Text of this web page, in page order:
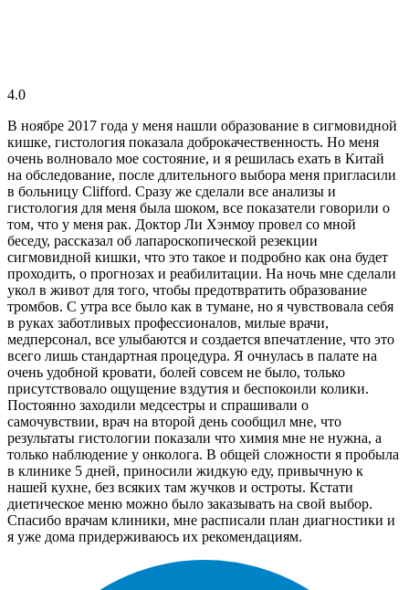
4.0
В ноябре 2017 года у меня нашли образование в сигмовидной
кишке, гистология показала доброкачественность. Но меня
очень волновало мое состояние, и я решилась ехать в Китай
на обследование, после длительного выбора меня пригласили
в больницу Clifford. Сразу же сделали все анализы и
гистология для меня была шоком, все показатели говорили о
том, что у меня рак. Доктор Ли Хэнмоу провел со мной
беседу, рассказал об лапароскопической резекции
сигмовидной кишки, что это такое и подробно как она будет
проходить, о прогнозах и реабилитации. На ночь мне сделали
укол в живот для того, чтобы предотвратить образование
тромбов. С утра все было как в тумане, но я чувствовала себя
в руках заботливых профессионалов, милые врачи,
медперсонал, все улыбаются и создается впечатление, что это
всего лишь стандартная процедура. Я очнулась в палате на
очень удобной кровати, болей совсем не было, только
присутствовало ощущение вздутия и беспокоили колики.
Постоянно заходили медсестры и спрашивали о
самочувствии, врач на второй день сообщил мне, что
результаты гистологии показали что химия мне не нужна, а
только наблюдение у онколога. В общей сложности я пробыла
в клинике 5 дней, приносили жидкую еду, привычную к
нашей кухне, без всяких там жучков и остроты. Кстати
диетическое меню можно было заказывать на свой выбор.
Спасибо врачам клиники, мне расписали план диагностики и
я уже дома придерживаюсь их рекомендациям.